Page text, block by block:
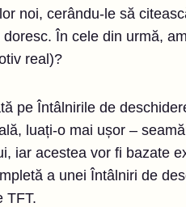
noi, cerându-le să
În cele din urmă,
real)?
pe Întâlnirile de
luați-o mai ușor –
iar acestea vor fi bazate
a unei Întâlniri de
TFT.